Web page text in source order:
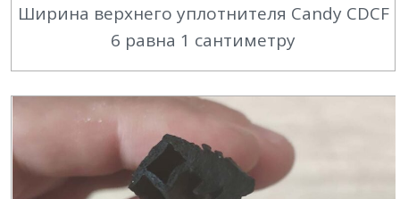
Ширина верхнего уплотнителя Candy CDCF
6 равна 1 сантиметру